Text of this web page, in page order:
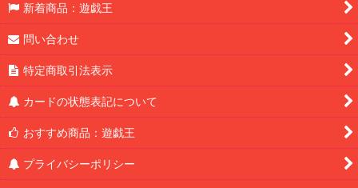
新着商品：遊戯王
問い合わせ
特定商取引法表示
カードの状態表記について
おすすめ商品：遊戯王
プライバシーポリシー